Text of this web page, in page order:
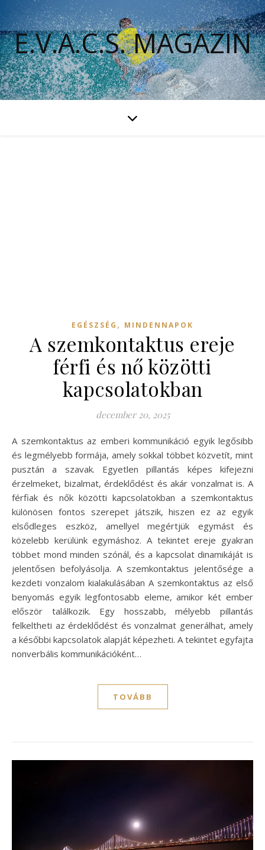
E.V.A.C.S. MAGAZIN
EGÉSZSÉG , MINDENNAPOK
A szemkontaktus ereje
férfi és nő közötti
kapcsolatokban
december 20, 2025
A szemkontaktus az emberi kommunikáció egyik legősibb
és legmélyebb formája, amely sokkal többet közvetít, mint
pusztán a szavak. Egyetlen pillantás képes kifejezni
érzelmeket, bizalmat, érdeklődést és akár vonzalmat is. A
férfiak és nők közötti kapcsolatokban a szemkontaktus
különösen fontos szerepet játszik, hiszen ez az egyik
elsődleges eszköz, amellyel megértjük egymást és
közelebb kerülünk egymáshoz. A tekintet ereje gyakran
többet mond minden szónál, és a kapcsolat dinamikáját is
jelentősen befolyásolja. A szemkontaktus jelentősége a
kezdeti vonzalom kialakulásában A szemkontaktus az első
benyomás egyik legfontosabb eleme, amikor két ember
először találkozik. Egy hosszabb, mélyebb pillantás
felkeltheti az érdeklődést és vonzalmat generálhat, amely
a későbbi kapcsolatok alapját képezheti. A tekintet egyfajta
nonverbális kommunikációként…
TOVÁBB